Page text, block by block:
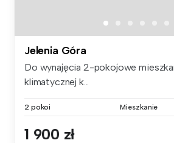
Jelenia Góra
Do wynajęcia 2-pokojowe
klimatycznej k...
2 pokoi Mieszkanie
1 900 zł